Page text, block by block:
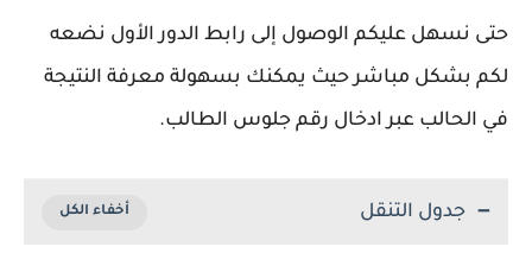
حتى نسهل عليكم الوصول إلى رابط الدور الأول نضعه
لكم بشكل مباشر حيث يمكنك بسهولة معرفة النتيجة
في الحالب عبر ادخال رقم جلوس الطالب.
جدول التنقل